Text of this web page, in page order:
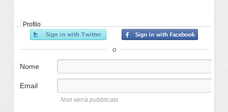
Profilo
o
Nome
Email
Non verrà pubblicato